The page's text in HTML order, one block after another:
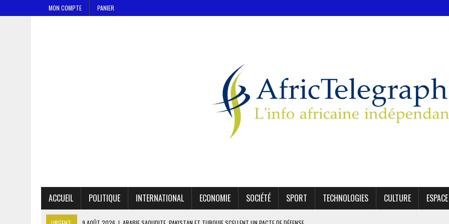
MON COMPTE PANIER
ACCUEIL POLITIQUE INTERNATIONAL ECONOMIE SOCIÉTÉ SPORT TECHNOLOGIES CULTURE